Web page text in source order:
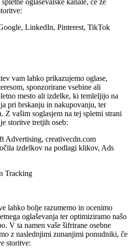
oglaševalske kanale, če že
LinkedIn, Pinterest, TikTok
vam lahko prikazujemo oglase,
sponzorirane vsebine ali
mesto ali izdelke, ki temleljijo na
pri brskanju in nakupovanju, ter
Z vašim soglasjem na tej spletni strani
storitve tretjih oseb:
Advertising, creativecdn.com
izdelkov na podlagi klikov, Ads
Tracking
lahko bolje razumemo in ocenimo
oglaševanja ter optimiziramo našo
V ta namen vaše šifrirane osebne
z naslednjimi zunanjimi ponudniki, če
storitve: